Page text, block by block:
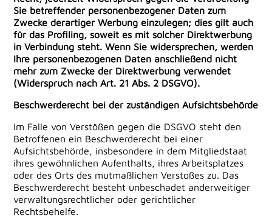
Sie betreffender personenbezogener Daten zum
Zwecke derartiger Werbung einzulegen; dies gilt auch
für das Profiling, soweit es mit solcher Direktwerbung
in Verbindung steht. Wenn Sie widersprechen, werden
Ihre personenbezogenen Daten anschließend nicht
mehr zum Zwecke der Direktwerbung verwendet
(Widerspruch nach Art. 21 Abs. 2 DSGVO).
Beschwerderecht bei der zuständigen Aufsichtsbehörde
Im Falle von Verstößen gegen die DSGVO steht den
Betroffenen ein Beschwerderecht bei einer
Aufsichtsbehörde, insbesondere in dem Mitgliedstaat
ihres gewöhnlichen Aufenthalts, ihres Arbeitsplatzes
oder des Orts des mutmaßlichen Verstoßes zu. Das
Beschwerderecht besteht unbeschadet anderweitiger
verwaltungsrechtlicher oder gerichtlicher
Rechtsbehelfe.